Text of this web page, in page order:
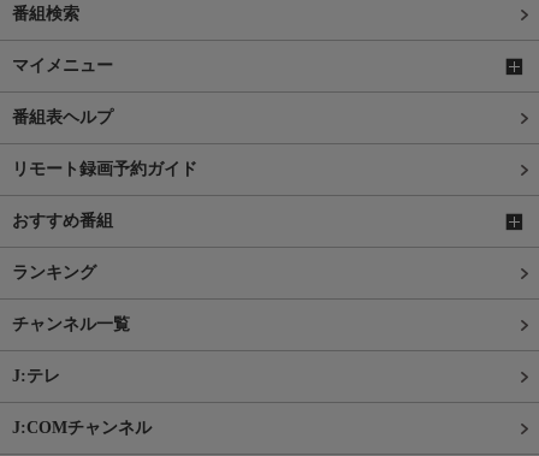
番組検索
マイメニュー
番組表ヘルプ
リモート録画予約ガイド
おすすめ番組
ランキング
チャンネル一覧
J:テレ
J:COMチャンネル